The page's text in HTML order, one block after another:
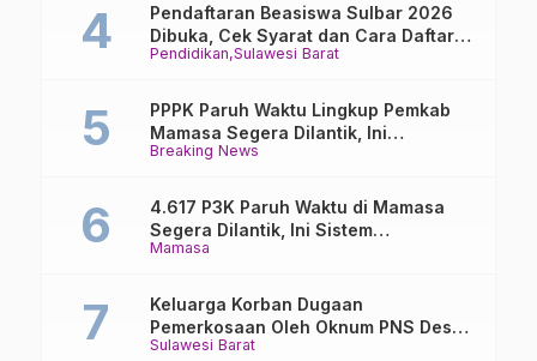
Pendidikan Sulawesi Barat
Pendaftaran Beasiswa Sulbar 2026
Dibuka, Cek Syarat dan Cara Daftar
Online
Breaking News
PPPK Paruh Waktu Lingkup Pemkab
Mamasa Segera Dilantik, Ini
Jadwalnya!
Mamasa
4.617 P3K Paruh Waktu di Mamasa
Segera Dilantik, Ini Sistem
Penggajiannya!
Sulawesi Barat
Keluarga Korban Dugaan
Pemerkosaan Oleh Oknum PNS Desak
Transparansi Kejari Mamasa